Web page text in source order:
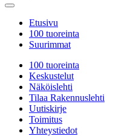
Etusivu
100 tuoreinta
Suurimmat
100 tuoreinta
Keskustelut
Näköislehti
Tilaa Rakennuslehti
Uutiskirje
Toimitus
Yhteystiedot